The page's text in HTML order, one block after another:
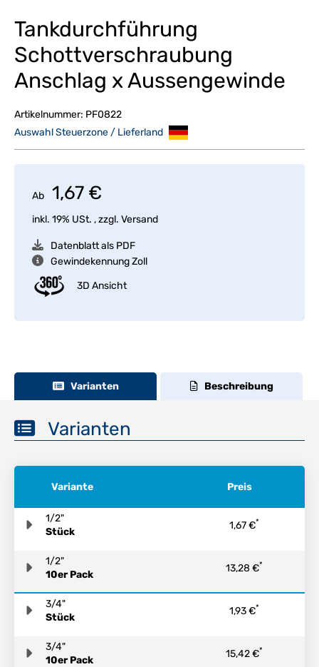
Tankdurchführung
Schottverschraubung
Anschlag x Aussengewinde
Artikelnummer: PF0822
Auswahl Steuerzone / Lieferland
Ab 1,67 €
inkl. 19% USt. , zzgl. Versand
Datenblatt als PDF
Gewindekennung Zoll
3D Ansicht
Varianten Beschreibung
Varianten
Variante Preis
1/2"
Stück
1,67 €*
1/2"
10er Pack
13,28 €*
3/4"
Stück
1,93 €*
3/4"
10er Pack
15,42 €*